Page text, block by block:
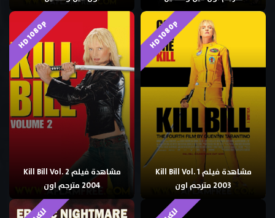
HD 1080p
مشاهدة فيلم Kill Bill Vol. 1
2003 مترجم اون
HD 1080p
مشاهدة فيلم Kill Bill Vol. 2
2004 مترجم اون